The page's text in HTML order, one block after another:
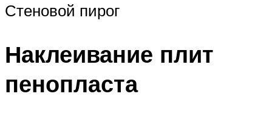
Стеновой пирог
Наклеивание плит
пенопласта